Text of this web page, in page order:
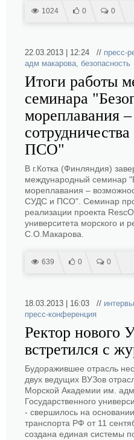
1024 0 0
22.03.2013 | 12:24 // пресс-
адм макарова, безопасность
Итоги работы
семинара
мореплавания
ПСО"
В г.Котка (Финляндия)
международный семинар
мореплавания –
СУДС и ПСО". Семинар
реализации проекта
университета морского и
С.О.Макарова.
639 0 0
18.03.2013 | 16:03 //
пресс-конференция
Ректор нового
встретился с
Будоражившее отрасль
двух ведущих ВУЗов
Морской Академии им.
Государственного
- свершилось на
транспорта РФ от 11
создана единая системы